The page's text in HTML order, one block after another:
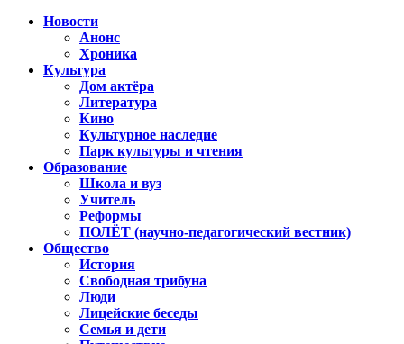
Новости
Анонс
Хроника
Культура
Дом актёра
Литература
Кино
Культурное наследие
Парк культуры и чтения
Образование
Школа и вуз
Учитель
Реформы
ПОЛЁТ (научно-педагогический вестник)
Общество
История
Свободная трибуна
Люди
Лицейские беседы
Семья и дети